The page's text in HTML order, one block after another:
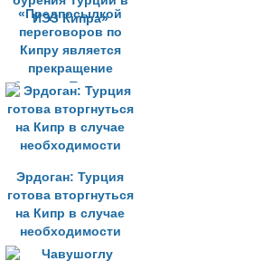
«Предпосылкой
переговоров по
Кипру является
прекращение
бурения Турции в
ИЭЗ Кипра»
Эрдоган: Турция
готова вторгнуться
на Кипр в случае
необходимости